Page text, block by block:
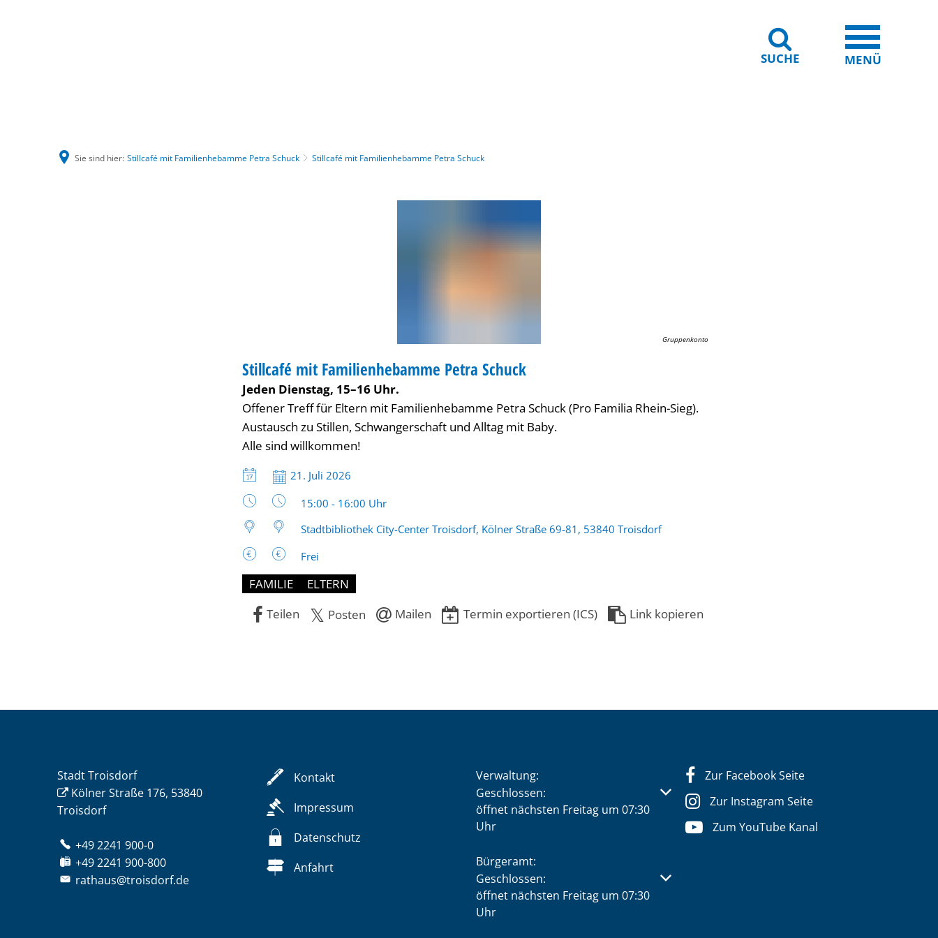
SUCHE MENÜ
Sie sind hier: Stillcafé mit Familienhebamme Petra Schuck Stillcafé mit Familienhebamme Petra Schuck
Gruppenkonto
KATEGORIE: BIBLIOTHEK
Stillcafé mit Familienhebamme Petra Schuck
Jeden Dienstag, 15–16 Uhr.
Offener Treff für Eltern mit Familienhebamme Petra Schuck (Pro Familia Rhein-Sieg).
Austausch zu Stillen, Schwangerschaft und Alltag mit Baby.
Alle sind willkommen!
Datum:
21. Juli 2026
Uhrzeit:
15:00 - 16:00 Uhr
Stadtbibliothek City-Center Troisdorf, Kölner Straße 69-81, 53840 Troisdorf
Frei
FAMILIE
ELTERN
Teilen
Posten Mailen Termin exportieren (ICS) Link kopieren
Stadt Troisdorf
Kölner Straße 176, 53840
Troisdorf
+49 2241 900-0
+49 2241 900-800
rathaus@troisdorf.de
Kontakt
Impressum
Datenschutz
Anfahrt
Verwaltung:
Klicken, um weitere Öffnungs- oder Schließzeiten auszublenden
Geschlossen:
öffnet nächsten Freitag um 07:30
Uhr
Bürgeramt:
Klicken, um weitere Öffnungs- oder Schließzeiten auszublenden
Geschlossen:
öffnet nächsten Freitag um 07:30
Uhr
Zur Facebook Seite
Zur Instagram Seite
Zum YouTube Kanal